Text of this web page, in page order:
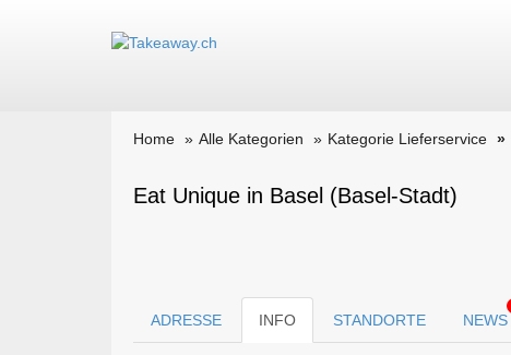
Home Alle Kategorien Kategorie Lieferservice
Eat Unique in Basel (Basel-Stadt)
ADRESSE INFO STANDORTE NEWS